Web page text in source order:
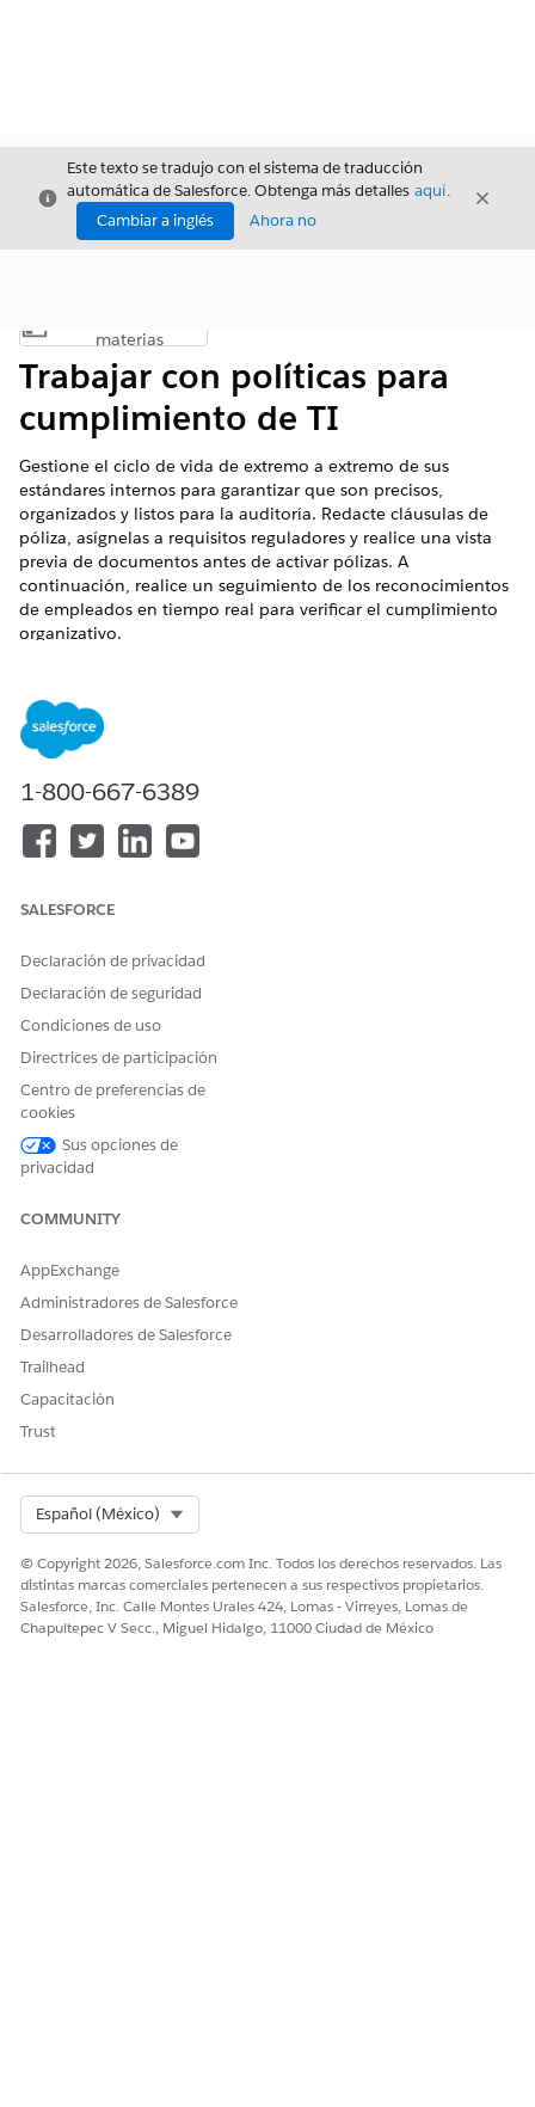
Cerrar
Este texto se tradujo con el sistema de traducción
automática de Salesforce. Obtenga más detalles aquí.
Cambiar a inglés
Ahora no
Cerrar
Mostrar índice de materias
materias
Trabajar con políticas para
cumplimiento de TI
Gestione el ciclo de vida de extremo a extremo de sus
estándares internos para garantizar que son precisos,
organizados y listos para la auditoría. Redacte cláusulas de
póliza, asígnelas a requisitos reguladores y realice una vista
previa de documentos antes de activar pólizas. A
continuación, realice un seguimiento de los reconocimientos
de empleados en tiempo real para verificar el cumplimiento
organizativo.
Disponible en: Lightning Experience
Unlimitedcon Agentforce IT Service.
Gestión de políticas en cumplimiento de TI
Sepa cómo un administrador de Cumplimiento de TI
aceptable aplicada utilizando la creación asistida por IA,
comunicación de políticas.
Gestionar políticas en la aplicación Cumplimiento de TI
Utilice la aplicación Cumplimiento de TI especializada
para centralizar su documentación de gobernanza y
gestionar el ciclo de vida de registros de cláusulas y
pólizas. Monitoree los estados de los registros y navegue
requisitos subyacentes para garantizar que sus datos de
cumplimiento se mantienen precisos y listos para la
de TI
Cree y ajuste contenido de políticas utilizando
integrándose con Microsoft 365. Utilice la IA generativa
para redactar y ajustar cláusulas, colabore con partes
interesadas directamente en Microsoft Word y resuelva
verdad entre ambas plataformas.
¿RESOLVIÓ ESTE ARTÍCULO SU PROBLEMA?
¡Háganos saber cómo podemos mejorar!
1-800-667-6389
SALESFORCE
Declaración de privacidad
Declaración de seguridad
Condiciones de uso
Directrices de participación
Centro de preferencias de
cookies
Sus opciones de
privacidad
COMMUNITY
AppExchange
Administradores de Salesforce
Desarrolladores de Salesforce
Trailhead
Capacitación
Trust
Español (México)
© Copyright 2026, Salesforce.com Inc. Todos los derechos reservados. Las
distintas marcas comerciales pertenecen a sus respectivos propietarios.
Salesforce, Inc. Calle Montes Urales 424, Lomas - Virreyes, Lomas de
Chapultepec V Secc., Miguel Hidalgo, 11000 Ciudad de México